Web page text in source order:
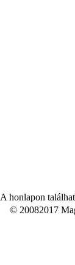
A honlapon
© 20082017